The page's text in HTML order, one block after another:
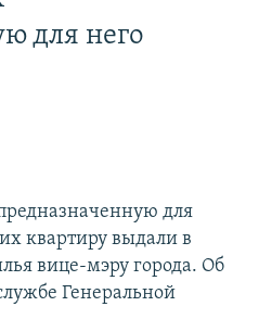
для него
для
квартиру выдали в
вице-мэру города. Об
Генеральной